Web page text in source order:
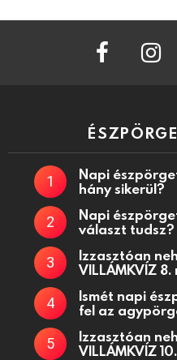
facebook
Napi
hány sikerül?
Napi
választ tudsz?
Izzasztóan
VILLÁMKVÍZ 8.
Ismét napi
fel az
Izzasztóan
VILLÁMKVÍZ